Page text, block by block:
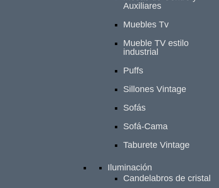
Auxiliares
Muebles Tv
Mueble TV estilo
industrial
Puffs
Sillones Vintage
Sofás
Sofá-Cama
Taburete Vintage
Iluminación
Candelabros de cristal